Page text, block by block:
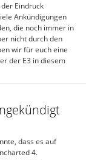
Eindruck
Ankündigungen
die noch immer in
nicht durch den
wir für euch eine
der E3 in diesem
dass es auf
4.